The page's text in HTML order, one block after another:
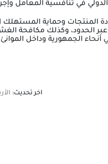
الدولي في تنافسية المعامل
المنتجات وحماية
عبر الحدود، وكذلك مكافحة
الجمهورية وداخل
اخر تحديث: الأربعاء,15